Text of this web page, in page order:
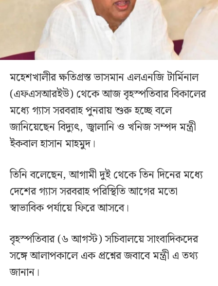
মহেশখালীর ক্ষতিগ্রস্ত ভাসমান এলএনজি টার্মিনাল
(এফএসআরইউ) থেকে আজ বৃহস্পতিবার বিকালের
মধ্যে গ্যাস সরবরাহ পুনরায় শুরু হচ্ছে বলে
জানিয়েছেন বিদ্যুৎ, জ্বালানি ও খনিজ সম্পদ মন্ত্রী
ইকবাল হাসান মাহমুদ।
তিনি বলেছেন, আগামী দুই থেকে তিন দিনের মধ্যে
দেশের গ্যাস সরবরাহ পরিস্থিতি আগের মতো
স্বাভাবিক পর্যায়ে ফিরে আসবে।
বৃহস্পতিবার (৬ আগস্ট) সচিবালয়ে সাংবাদিকদের
সঙ্গে আলাপকালে এক প্রশ্নের জবাবে মন্ত্রী এ তথ্য
জানান।